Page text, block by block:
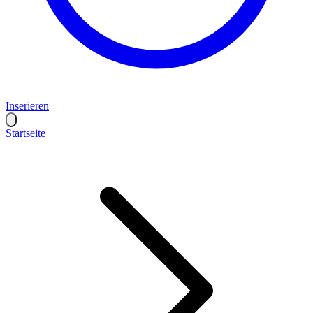
Inserieren
Startseite